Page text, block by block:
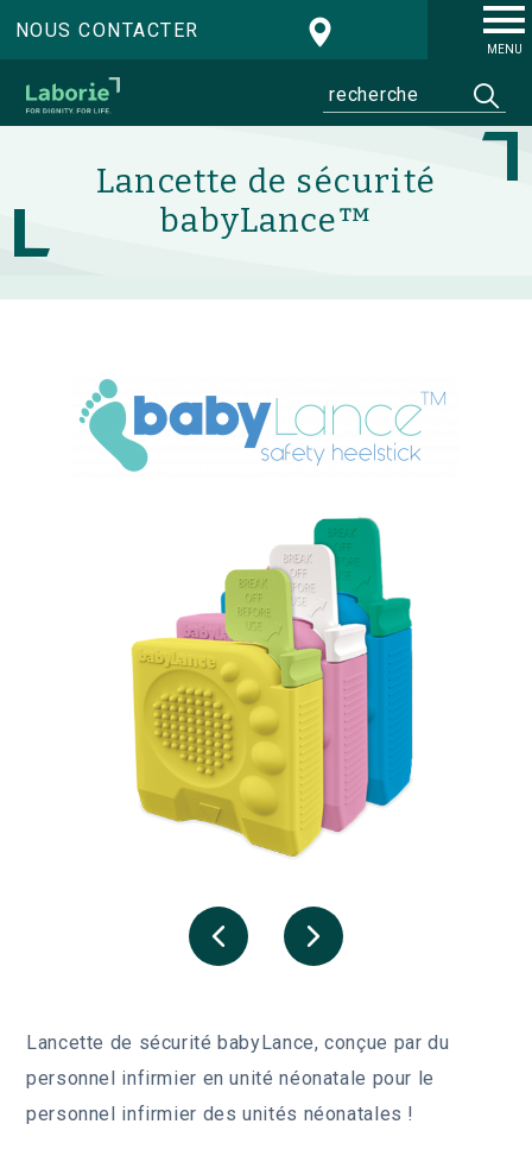
NOUS CONTACTER
MENU
Lancette de sécurité
babyLance™
Lancette de sécurité babyLance, conçue par du
personnel infirmier en unité néonatale pour le
personnel infirmier des unités néonatales !